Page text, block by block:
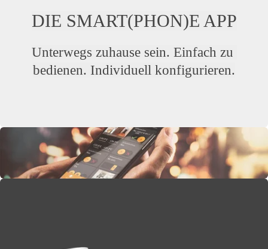
DIE SMART(PHON)E APP
Unterwegs zuhause sein. Einfach zu
bedienen. Individuell konfigurieren.